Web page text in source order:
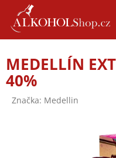
obsah
MEDELLÍN
40%
Značka: Medellin